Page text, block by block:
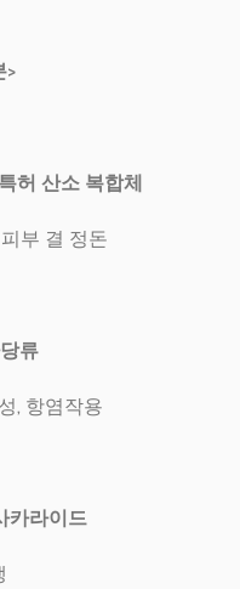
>
허 산소 복합체
부 결 정돈
류
, 항염작용
카라이드